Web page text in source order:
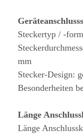
Steckertyp / -
mm
Stecker-Design:
Besonderheiten
Länge
Länge